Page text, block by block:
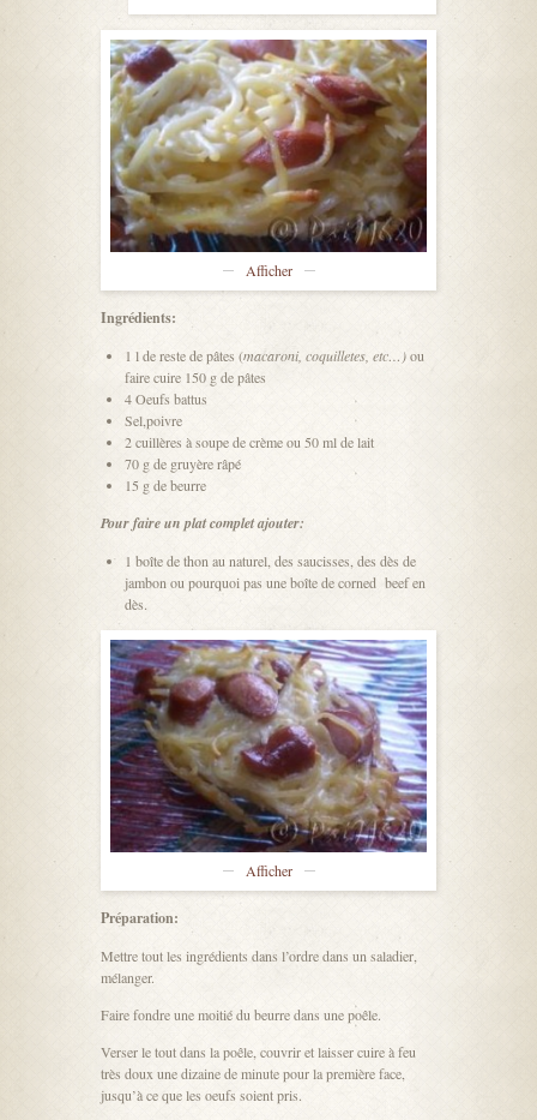
Afficher
Ingrédients:
1 l de reste de pâtes (macaroni, coquilletes, etc…)ou
faire cuire 150 g de pâtes
4 Oeufs battus
Sel,poivre
2 cuillères à soupe de crème ou 50 ml de lait
70 g de gruyère râpé
15 g de beurre
Pour faire un plat complet ajouter:
1 boîte de thon au naturel, des saucisses, des dès de
jambon ou pourquoi pas une boîte de corned beef en
dès.
Afficher
Préparation:
Mettre tout les ingrédients dans l’ordre dans un saladier,
mélanger.
Faire fondre une moitié du beurre dans une poêle.
Verser le tout dans la poêle, couvrir et laisser cuire à feu
très doux une dizaine de minute pour la première face,
jusqu’à ce que les oeufs soient pris.